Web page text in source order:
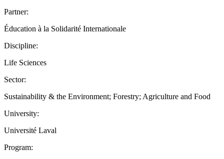
Partner:
Éducation à la Solidarité Internationale
Discipline:
Life Sciences
Sector:
Sustainability & the Environment; Forestry; Agriculture and Food
University:
Université Laval
Program: